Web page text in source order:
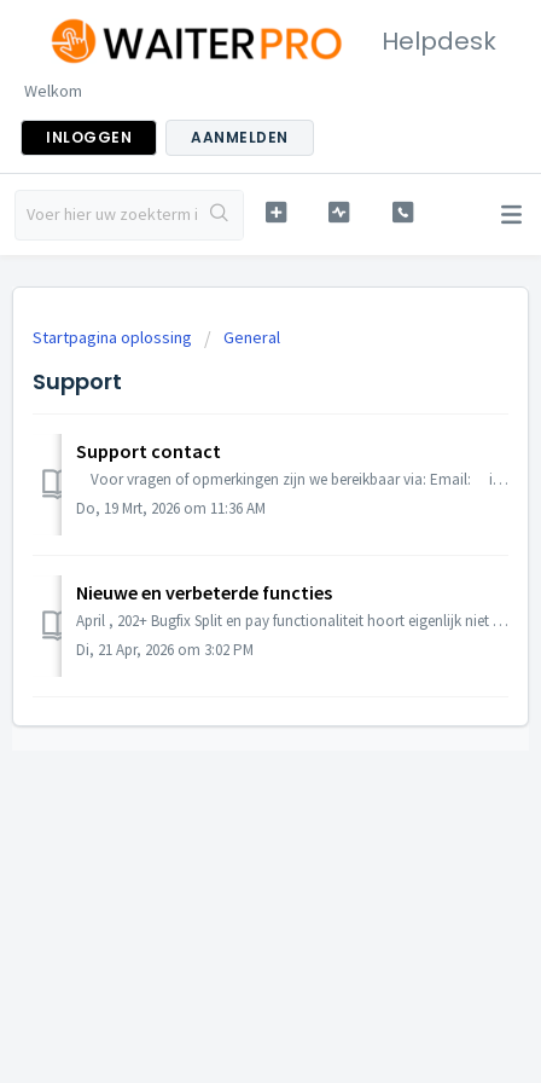
Helpdesk
Welkom
INLOGGEN AANMELDEN
Startpagina oplossing General
Support
Support contact
Voor vragen of opmerkingen zijn we bereikbaar via: Email: info@waiterpro.com Site: help.waiterpro.com (ticket aanmaken) Tel: 020 22...
Do, 19 Mrt, 2026 om 11:36 AM
Nieuwe en verbeterde functies
April , 202+ Bugfix Split en pay functionaliteit hoort eigenlijk niet beschikbaar te zijn wanneer de betaalwijze schermen zijn uitgeschakeld en is destijd...
Di, 21 Apr, 2026 om 3:02 PM